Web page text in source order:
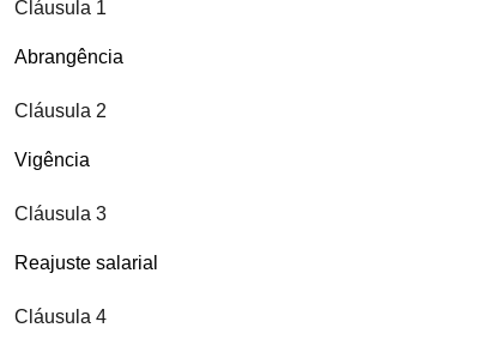
Cláusula 1
Abrangência
Cláusula 2
Vigência
Cláusula 3
Reajuste salarial
Cláusula 4